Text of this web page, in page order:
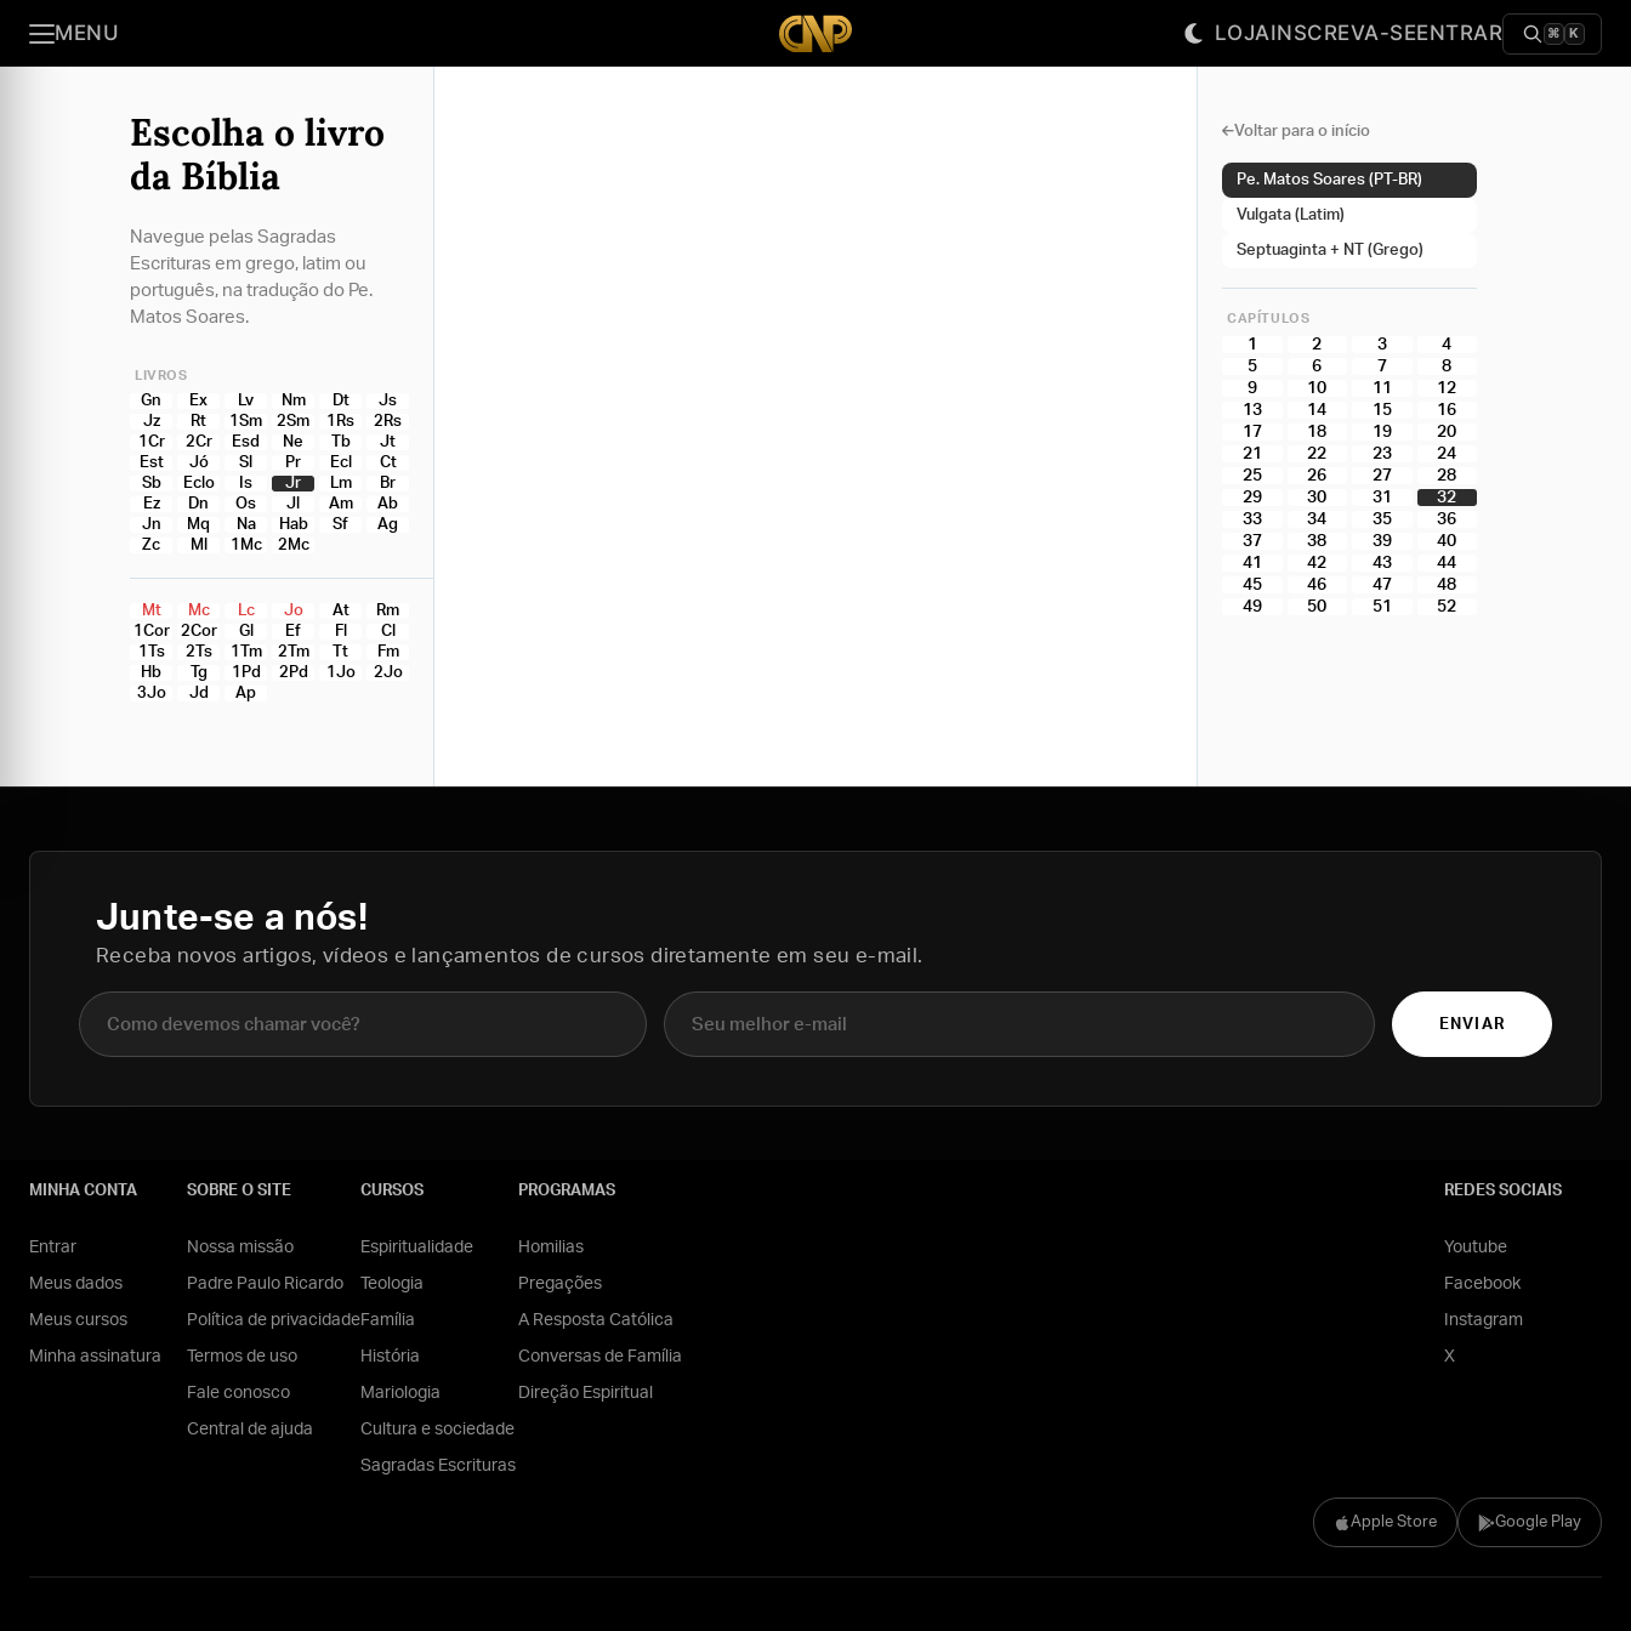
MENU LOJAINSCREVA-SEENTRAR ⌘ K
Escolha o livro
da Bíblia
Navegue pelas Sagradas
Escrituras em grego, latim ou
português, na tradução do Pe.
Matos Soares.
LIVROS
Gn Ex Lv Nm Dt
Js
Jz
Rt 1Sm 2Sm 1Rs
2Rs
1Cr
2Cr Esd Ne Tb
Jt
Est
Jó Sl Pr Ecl
Ct
Sb
Eclo Is Jr Lm
Br
Ez
Dn Os Jl Am
Ab
Jn
Mq Na Hab Sf
Ag
Zc
Ml 1Mc 2Mc
Mt Mc Lc Jo At
Rm
1Cor
2Cor Gl Ef Fl
Cl
1Ts
2Ts 1Tm 2Tm Tt
Fm
Hb
Tg 1Pd 2Pd 1Jo
2Jo
3Jo
Jd Ap
Voltar para o início
Pe. Matos Soares (PT-BR)
Vulgata (Latim)
Septuaginta + NT (Grego)
CAPÍTULOS
1 2 3
4
5
6 7
8
9
10 11
12
13
14 15
16
17
18 19
20
21
22 23
24
25
26 27
28
29
30 31
32
33
34 35
36
37
38 39
40
41
42 43
44
45
46 47
48
49
50 51 52
Junte-se a nós!
Receba novos artigos, vídeos e lançamentos de cursos diretamente em seu e-mail.
Nome completo E-mail
ENVIAR
Apple Store Google Play
MINHA CONTA
Entrar
Meus dados
Meus cursos
Minha assinatura
SOBRE O SITE
Nossa missão
Padre Paulo Ricardo
Política de privacidade
Termos de uso
Fale conosco
Central de ajuda
CURSOS
Espiritualidade
Teologia
Família
História
Mariologia
Cultura e sociedade
Sagradas Escrituras
PROGRAMAS
Homilias
Pregações
A Resposta Católica
Conversas de Família
Direção Espiritual
REDES SOCIAIS
Youtube
Facebook
Instagram
X